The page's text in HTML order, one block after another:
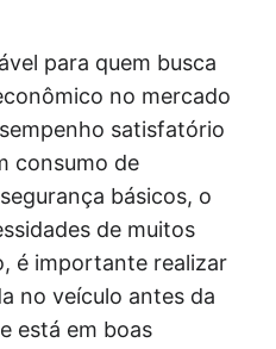
para quem busca
no mercado
satisfatório
consumo de
básicos, o
de muitos
é importante realizar
no veículo antes da
está em boas